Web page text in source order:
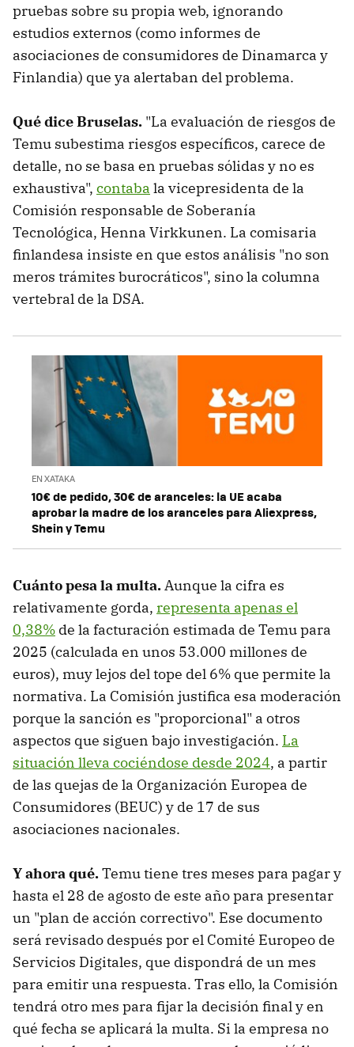
pruebas sobre su propia web, ignorando
estudios externos (como informes de
asociaciones de consumidores de Dinamarca y
Finlandia) que ya alertaban del problema.
Qué dice Bruselas. "La evaluación de riesgos de
Temu subestima riesgos específicos, carece de
detalle, no se basa en pruebas sólidas y no es
exhaustiva", contaba la vicepresidenta de la
Comisión responsable de Soberanía
Tecnológica, Henna Virkkunen. La comisaria
finlandesa insiste en que estos análisis "no son
meros trámites burocráticos", sino la columna
vertebral de la DSA.
EN XATAKA
10€ de pedido, 30€ de aranceles: la UE acaba
aprobar la madre de los aranceles para Aliexpress,
Shein y Temu
Cuánto pesa la multa.Aunque la cifra es
relativamente gorda, representa apenas el
0,38% de la facturación estimada de Temu para
2025 (calculada en unos 53.000 millones de
euros), muy lejos del tope del 6% que permite la
normativa. La Comisión justifica esa moderación
porque la sanción es "proporcional" a otros
aspectos que siguen bajo investigación. La
situación lleva cociéndose desde 2024, a partir
de las quejas de la Organización Europea de
Consumidores (BEUC) y de 17 de sus
asociaciones nacionales.
Y ahora qué.Temu tiene tres meses para pagar y
hasta el 28 de agosto de este año para presentar
un "plan de acción correctivo". Ese documento
será revisado después por el Comité Europeo de
Servicios Digitales, que dispondrá de un mes
para emitir una respuesta. Tras ello, la Comisión
tendrá otro mes para fijar la decisión final y en
qué fecha se aplicará la multa. Si la empresa no